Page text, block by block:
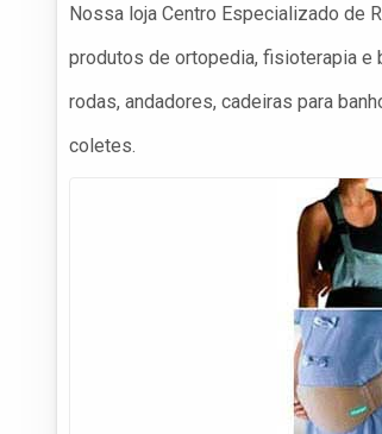
Nossa loja Centro Especializado de
produtos de ortopedia, fisioterapia e
rodas, andadores, cadeiras para
coletes.